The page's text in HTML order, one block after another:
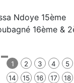
Ndoye 15ème
16ème &
1 2 3 4 5
14
15 16 17 18